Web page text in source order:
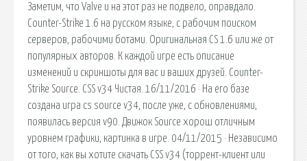
Заметим, что Valve и на этот раз не подвело, оправдало.
Counter-Strike 1.6 на русском языке, с рабочим поиском
серверов, рабочими ботами. Оригинальная CS 1.6 или же от
популярных авторов. К каждой игре есть описание
изменений и скриншоты для вас и ваших друзей. Counter-
Strike Source. CSS v34 Чистая. 16/11/2016 · На его базе
создана игра cs source v34, после уже, с обновлениями,
появилась версия v90. Движок Source хорош отличным
уровнем графики, картинка в игре. 04/11/2015 · Независимо
от того, как вы хотите скачать CSS v34 (торрент-клиент или